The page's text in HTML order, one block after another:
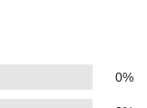
0%